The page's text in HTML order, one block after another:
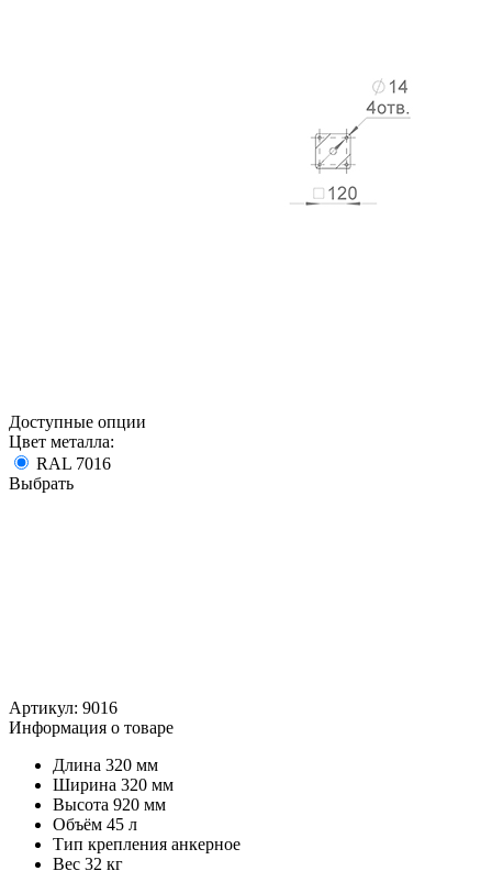
Доступные опции
Цвет металла:
RAL 7016
Выбрать
Артикул: 9016
Информация о товаре
Длина 320 мм
Ширина 320 мм
Высота 920 мм
Объём 45 л
Тип крепления анкерное
Вес 32 кг